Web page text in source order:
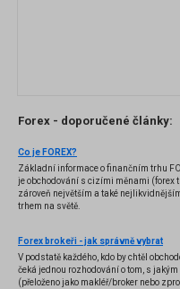
Forex - doporučené články:
Co je FOREX?
Základní informace o finančním trhu
je obchodování s cizími měnami (forex
zároveň největším a také
trhem na světě.
Forex brokeři - jak správně vybrat
V podstatě každého, kdo by chtěl
čeká jednou rozhodování o tom, s jakým
(přeloženo jako makléř/broker nebo